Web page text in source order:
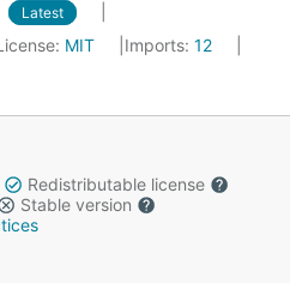
Latest
MIT Imports: 12
Redistributable license
Stable version